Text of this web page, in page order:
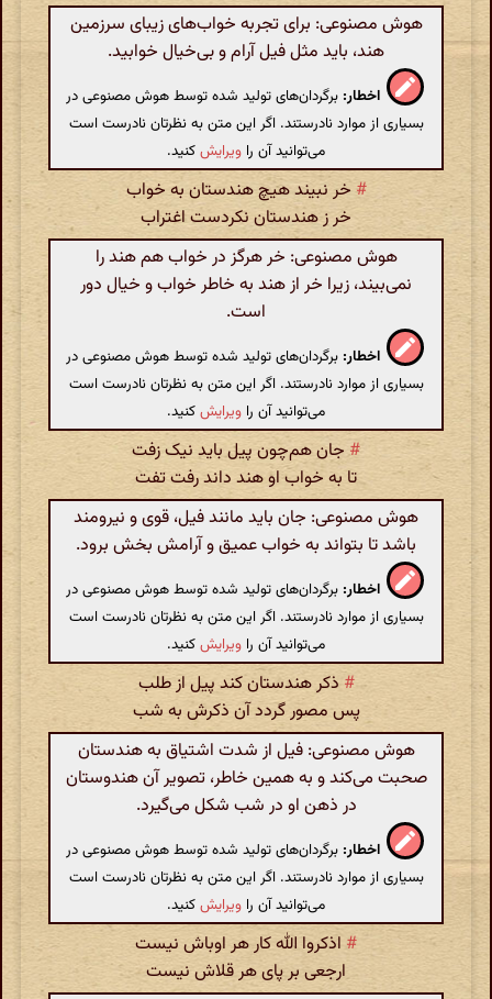
هوش مصنوعی: برای تجربه خواب‌های زیبای سرزمین
هند، باید مثل فیل آرام و بی‌خیال خوابید.
اخطار: برگردان‌های تولید شده توسط هوش مصنوعی در
بسیاری از موارد نادرستند. اگر این متن به نظرتان نادرست است
می‌توانید آن را ویرایشکنید.
# خر نبیند هیچ هندستان به خواب
خر ز هندستان نکردست اغتراب
هوش مصنوعی: خر هرگز در خواب هم هند را
نمی‌بیند، زیرا خر از هند به خاطر خواب و خیال دور
است.
اخطار: برگردان‌های تولید شده توسط هوش مصنوعی در
بسیاری از موارد نادرستند. اگر این متن به نظرتان نادرست است
می‌توانید آن را ویرایشکنید.
#جان هم‌چون پیل باید نیک زفت
تا به خواب او هند داند رفت تفت
هوش مصنوعی: جان باید مانند فیل، قوی و نیرومند
باشد تا بتواند به خواب عمیق و آرامش بخش برود.
اخطار: برگردان‌های تولید شده توسط هوش مصنوعی در
بسیاری از موارد نادرستند. اگر این متن به نظرتان نادرست است
می‌توانید آن را ویرایشکنید.
# ذکر هندستان کند پیل از طلب
پس مصور گردد آن ذکرش به شب
هوش مصنوعی: فیل از شدت اشتیاق به هندستان
صحبت می‌کند و به همین خاطر، تصویر آن هندوستان
در ذهن او در شب شکل می‌گیرد.
اخطار: برگردان‌های تولید شده توسط هوش مصنوعی در
بسیاری از موارد نادرستند. اگر این متن به نظرتان نادرست است
می‌توانید آن را ویرایشکنید.
# اذکروا الله کار هر اوباش نیست
ارجعی بر پای هر قلاش نیست